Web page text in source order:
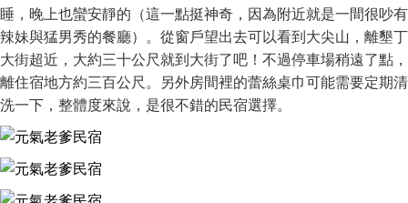
睡，晚上也蠻安靜的（這一點挺神奇，因為附近就是一間很吵有
辣妹與猛男秀的餐廳）。從窗戶望出去可以看到大尖山，離墾丁
大街超近，大約三十公尺就到大街了吧！不過停車場稍遠了點，
離住宿地方約三百公尺。另外房間裡的蕾絲桌巾可能需要定期清
洗一下，整體度來說，是很不錯的民宿選擇。